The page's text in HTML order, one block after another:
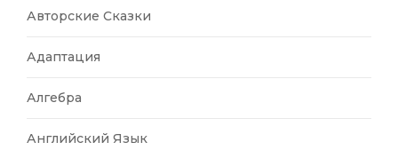
Авторские Сказки
Адаптация
Алгебра
Английский Язык